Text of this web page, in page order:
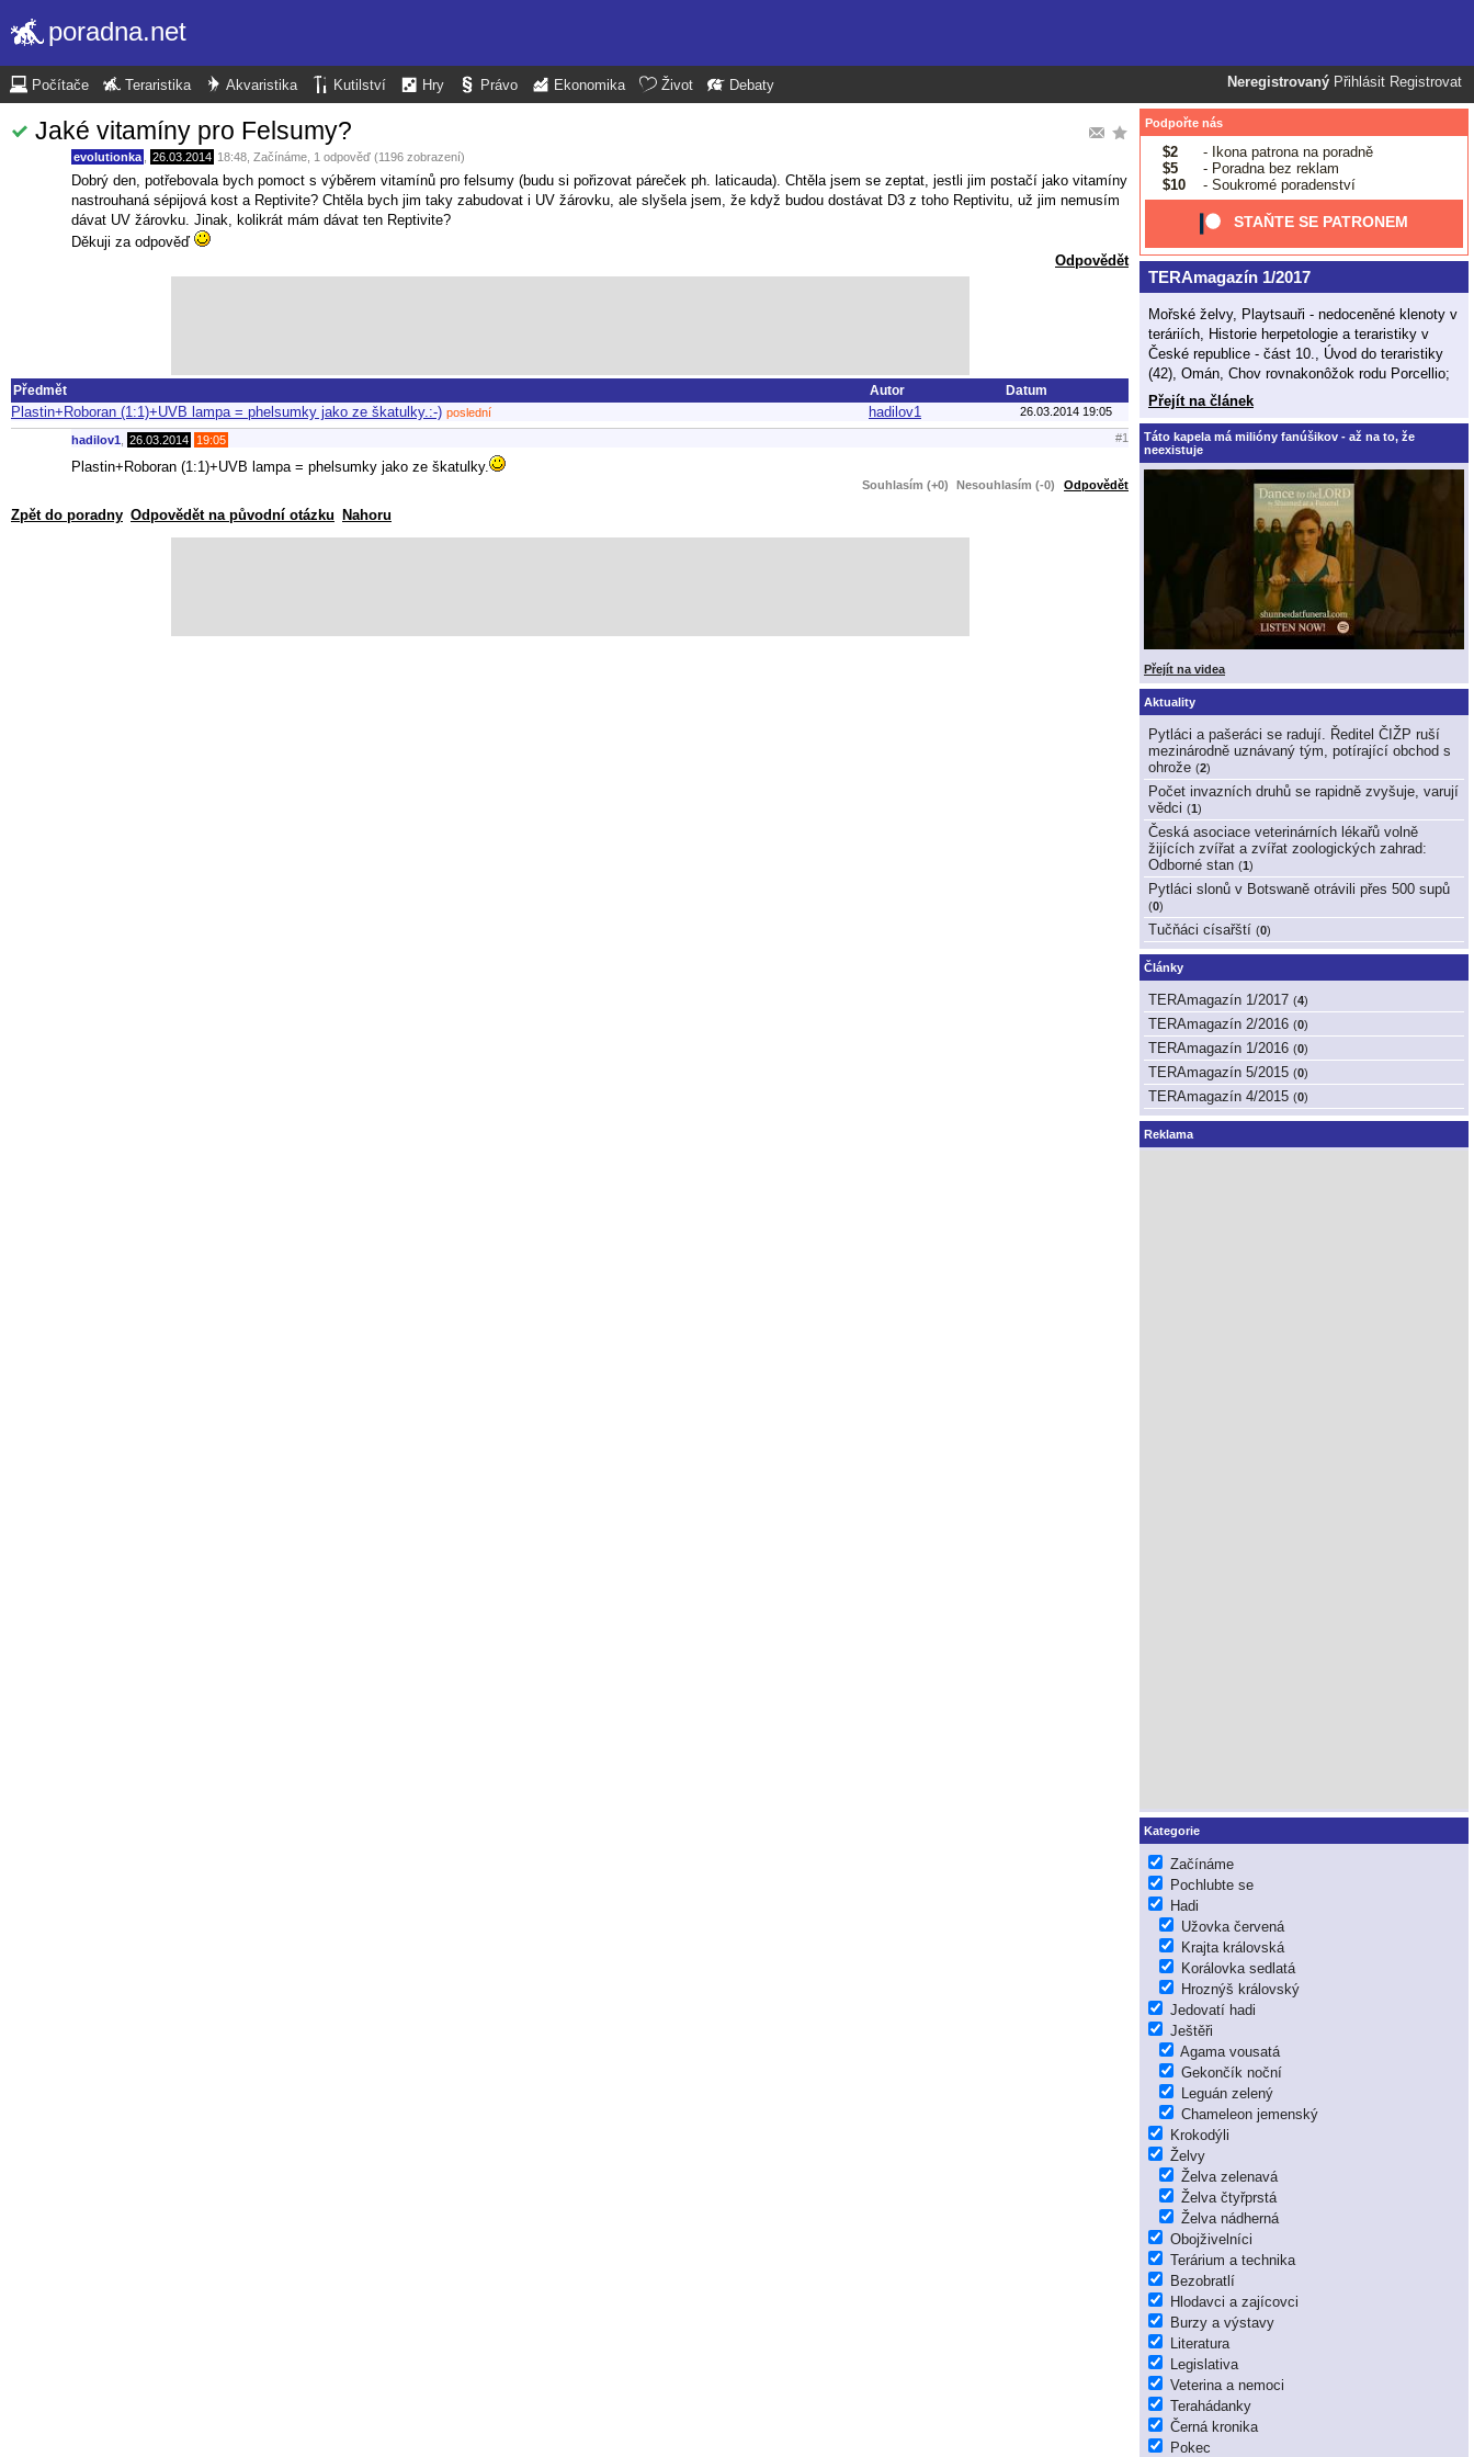
poradna.net
Neregistrovaný Přihlásit Registrovat
Počítače Teraristika Akvaristika Kutilství Hry Právo Ekonomika Život Debaty
Jaké vitamíny pro Felsumy?
evolutionka 26.03.2014 18:48 Začínáme , 1 odpověď (1196 zobrazení)
Dobrý den, potřebovala bych pomoct s výběrem vitamínů pro felsumy (budu si pořizovat páreček ph. laticauda). Chtěla jsem se zeptat, jestli jim postačí jako vitamíny
nastrouhaná sépijová kost a Reptivite? Chtěla bych jim taky zabudovat i UV žárovku, ale slyšela jsem, že když budou dostávat D3 z toho Reptivitu, už jim nemusím
dávat UV žárovku. Jinak, kolikrát mám dávat ten Reptivite?
Děkuji za odpověď
Odpovědět
Předmět Autor Datum
Plastin+Roboran (1:1)+UVB lampa = phelsumky jako ze škatulky.:-) poslední hadilov1 26.03.2014 19:05
hadilov1 26.03.2014 19:05 #1
Plastin+Roboran (1:1)+UVB lampa = phelsumky jako ze škatulky.
Souhlasím (+0) Nesouhlasím (-0) Odpovědět
Zpět do poradny Odpovědět na původní otázku Nahoru
Podpořte nás
$2
- Ikona patrona na poradně
$5
- Poradna bez reklam
$10
- Soukromé poradenství
STAŇTE SE PATRONEM
TERAmagazín 1/2017
Mořské želvy, Playtsauři - nedoceněné klenoty v
teráriích, Historie herpetologie a teraristiky v
České republice - část 10., Úvod do teraristiky
(42), Omán, Chov rovnakonôžok rodu Porcellio;
Přejít na článek
Táto kapela má milióny fanúšikov - až na to, že
neexistuje
Přejít na videa
Aktuality
Pytláci a pašeráci se radují. Ředitel ČIŽP ruší
mezinárodně uznávaný tým, potírající obchod s
ohrože (2)
Počet invazních druhů se rapidně zvyšuje, varují
vědci (1)
Česká asociace veterinárních lékařů volně
žijících zvířat a zvířat zoologických zahrad:
Odborné stan (1)
Pytláci slonů v Botswaně otrávili přes 500 supů
(0)
Tučňáci císařští (0)
Články
TERAmagazín 1/2017 (4)
TERAmagazín 2/2016 (0)
TERAmagazín 1/2016 (0)
TERAmagazín 5/2015 (0)
TERAmagazín 4/2015 (0)
Reklama
Kategorie
Začínáme
Pochlubte se
Hadi
Užovka červená
Krajta královská
Korálovka sedlatá
Hroznýš královský
Jedovatí hadi
Ještěři
Agama vousatá
Gekončík noční
Leguán zelený
Chameleon jemenský
Krokodýli
Želvy
Želva zelenavá
Želva čtyřprstá
Želva nádherná
Obojživelníci
Terárium a technika
Bezobratlí
Hlodavci a zajícovci
Burzy a výstavy
Literatura
Legislativa
Veterina a nemoci
Terahádanky
Černá kronika
Pokec